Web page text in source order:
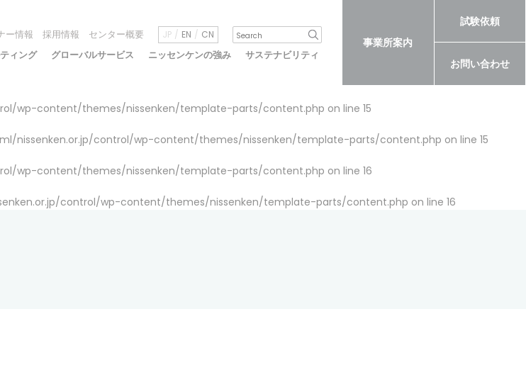
ー情報 採用情報 センター概要 JP EN CN
ィング グローバルサービス ニッセンケンの強み サステナビリティ
事業所案内
試験依頼
お問い合わせ
wp-content/themes/nissenken/template-parts/content.php on line 15
nissenken.or.jp/control/wp-content/themes/nissenken/template-parts/content.php on line 15
wp-content/themes/nissenken/template-parts/content.php on line 16
control/wp-content/themes/nissenken/template-parts/content.php on line 16